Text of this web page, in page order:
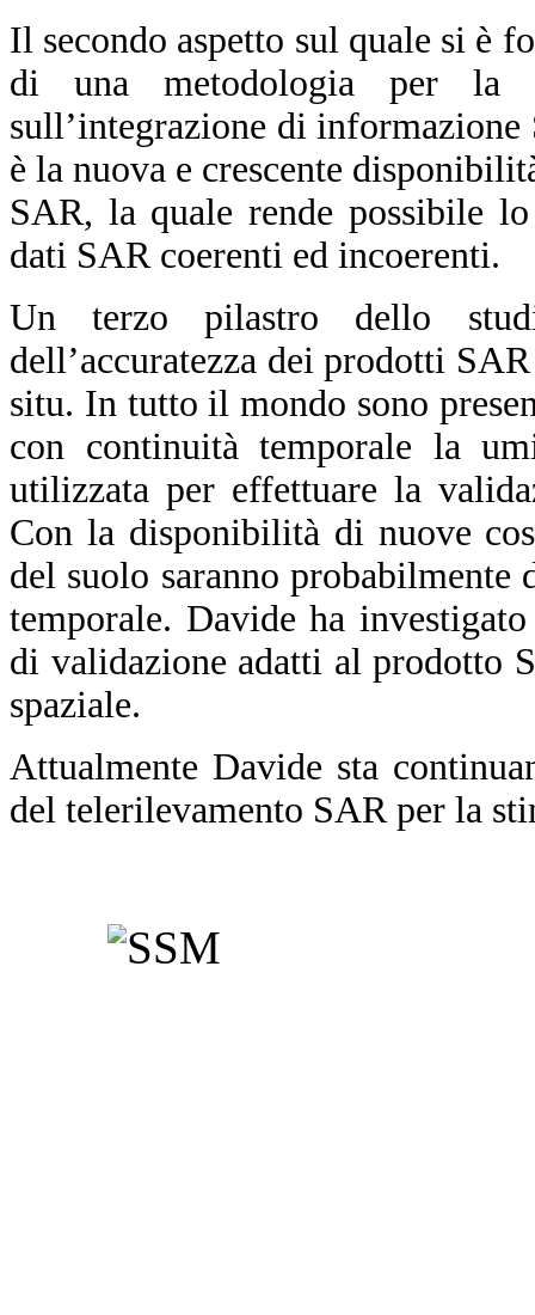
Il secondo aspetto sul quale si è
di una metodologia per la
sull’integrazione di
è la nuova e crescente
SAR, la quale rende possibile
dati SAR coerenti ed incoerenti.
Un terzo pilastro dello
dell’accuratezza dei prodotti
situ. In tutto il mondo sono
con continuità temporale la
utilizzata per effettuare la
Con la disponibilità di nuove
del suolo saranno
temporale. Davide ha
di validazione adatti al prodotto
spaziale.
Attualmente Davide sta
del telerilevamento SAR per la